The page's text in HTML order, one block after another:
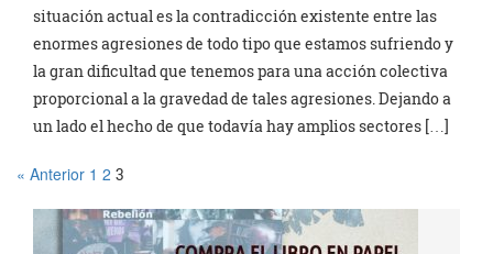
situación actual es la contradicción existente entre las
enormes agresiones de todo tipo que estamos sufriendo y
la gran dificultad que tenemos para una acción colectiva
proporcional a la gravedad de tales agresiones. Dejando a
un lado el hecho de que todavía hay amplios sectores […]
« Anterior 1 2 3